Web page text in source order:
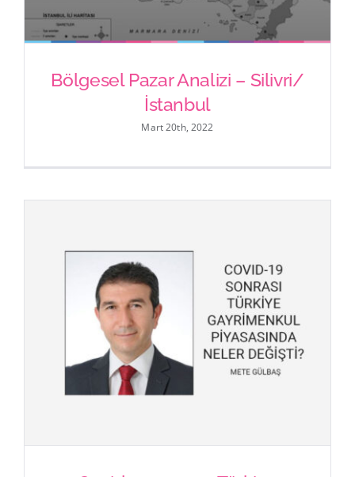
Bölgesel Pazar Analizi – Silivri/
İstanbul
Mart 20th, 2022